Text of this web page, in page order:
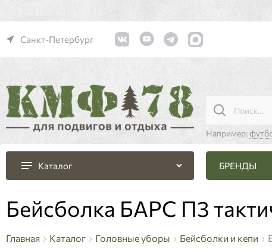
Санкт-Петербург
Например:
Каталог БРЕНДЫ
Бейсболка БАРС П3
Главная Каталог Головные уборы Бейсболки и кепи